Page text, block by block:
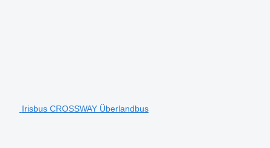
Irisbus CROSSWAY Überlandbus